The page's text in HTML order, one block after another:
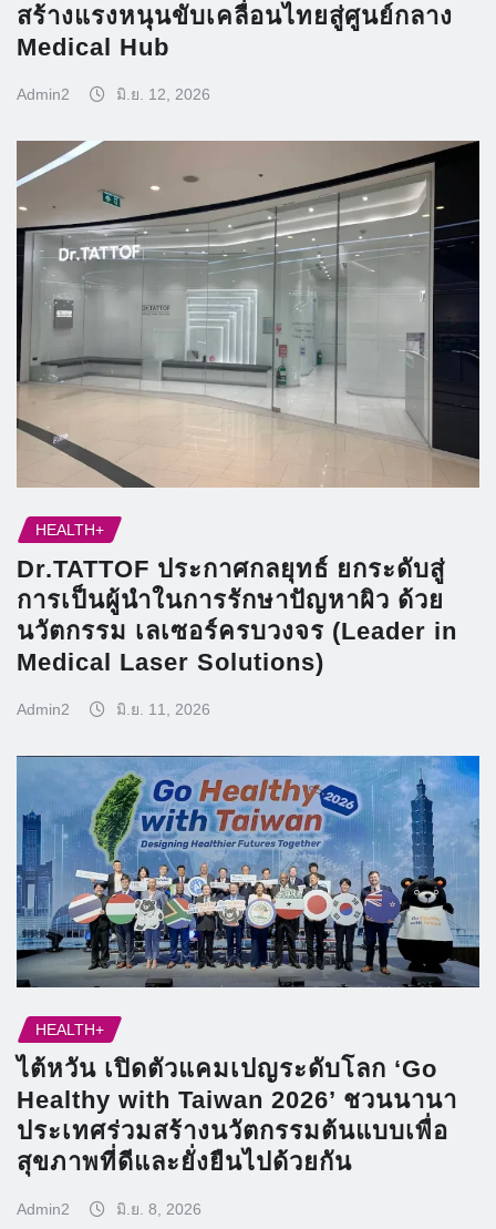
สร้างแรงหนุนขับเคลื่อนไทยสู่ศูนย์กลาง
Medical Hub
Admin2 มิ.ย. 12, 2026
HEALTH+
Dr.TATTOF ประกาศกลยุทธ์ ยกระดับสู่
การเป็นผู้นำในการรักษาปัญหาผิว ด้วย
นวัตกรรม เลเซอร์ครบวงจร (Leader in
Medical Laser Solutions)
Admin2 มิ.ย. 11, 2026
HEALTH+
ไต้หวัน เปิดตัวแคมเปญระดับโลก ‘Go
Healthy with Taiwan 2026’ ชวนนานา
ประเทศร่วมสร้างนวัตกรรมต้นแบบเพื่อ
สุขภาพที่ดีและยั่งยืนไปด้วยกัน
Admin2 มิ.ย. 8, 2026